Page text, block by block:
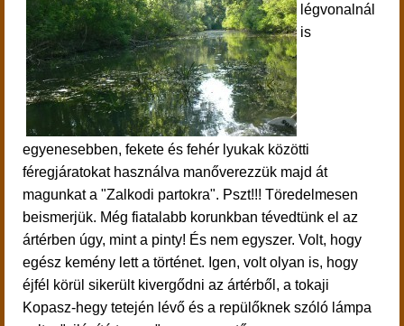
légvonalnál
is
egyenesebben, fekete és fehér lyukak közötti
féregjáratokat használva manőverezzük majd át
magunkat a "Zalkodi partokra". Pszt!!! Töredelmesen
beismerjük. Még fiatalabb korunkban tévedtünk el az
ártérben úgy, mint a pinty! És nem egyszer. Volt, hogy
egész kemény lett a történet. Igen, volt olyan is, hogy
éjfél körül sikerült kivergődni az ártérből, a tokaji
Kopasz-hegy tetején lévő és a repülőknek szóló lámpa